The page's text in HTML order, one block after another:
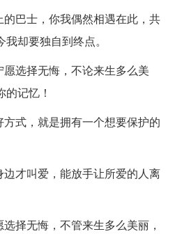
巴士，你我偶然相遇在此，共
却要独自到终点。
选择无悔，不论来生多么美
记忆！
式，就是拥有一个想要保护的
才叫爱，能放手让所爱的人离
择无悔，不管来生多么美丽，